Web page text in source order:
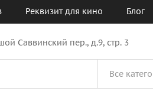
Реквизит для кино Блог
Саввинский пер., д.9, стр. 3